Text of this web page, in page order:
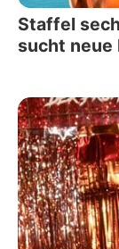
Staffel
sucht neue